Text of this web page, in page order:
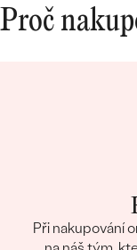
Proč
Při nakupování